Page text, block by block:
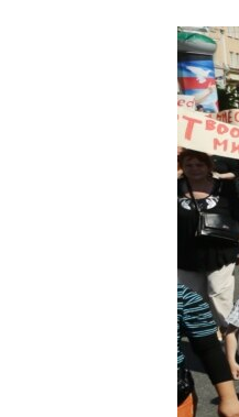
КРЫМ.НЕПОКОРЕННЫЙ
УКРАИНСКАЯ ПРОБЛЕМА